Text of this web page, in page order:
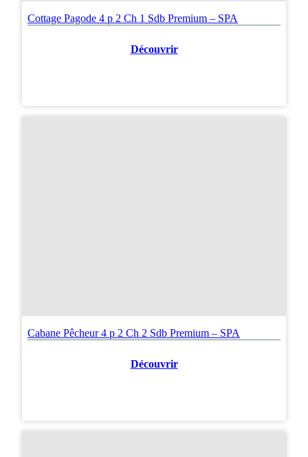
Cottage Pagode 4 p 2 Ch 1 Sdb Premium – SPA
Découvrir
Cabane Pêcheur 4 p 2 Ch 2 Sdb Premium – SPA
Découvrir